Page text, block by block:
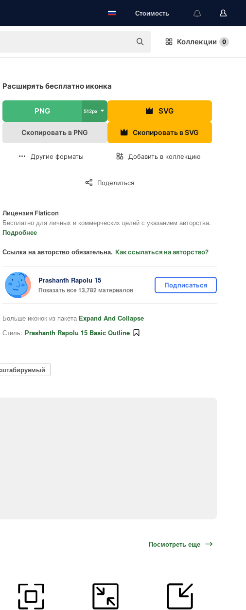
Стоимость
Коллекции 0
Расширять бесплатно иконка
PNG 512px SVG
Скопировать в PNG Скопировать в SVG
Другие форматы Добавить в коллекцию
Поделиться
Лицензия Flaticon
Бесплатно для личных и коммерческих целей с указанием авторства.
Подробнее
Ссылка на авторство обязательна. Как ссылаться на авторство?
Prashanth Rapolu 15
Показать все 13,782 материалов
Подписаться
Больше иконок из пакета Expand And Collapse
Стиль: Prashanth Rapolu 15 Basic Outline
Посмотреть еще